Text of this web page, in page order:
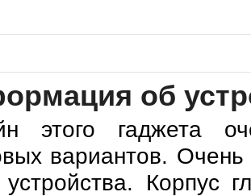
об
этого гаджета
вариантов.
устройства. Корпус